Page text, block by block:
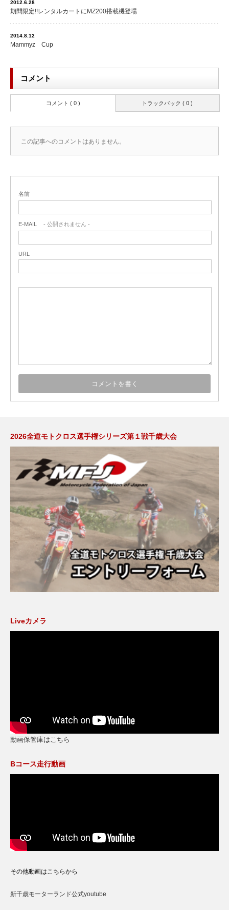
2012.6.28
期間限定!!レンタルカートにMZ200搭載機登場
2014.8.12
Mammyz Cup
コメント
トラックバック ( 0 )
コメント ( 0 )
この記事へのコメントはありません。
名前
E-MAIL - 公開されません -
URL
2026全道モトクロス選手権シリーズ第１戦千歳大会
Liveカメラ
動画保管庫はこちら
Bコース走行動画
その他動画はこちらから
新千歳モーターランド公式youtube